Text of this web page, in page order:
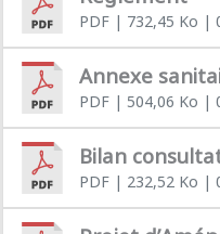
PDF| 732,45 Ko |
Annexe
PDF| 504,06 Ko |
Bilan
PDF| 232,52 Ko |